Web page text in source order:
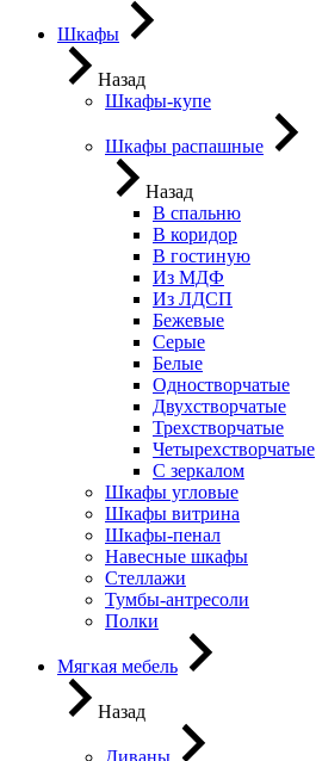
Шкафы
Назад
Шкафы-купе
Шкафы распашные
Назад
В спальню
В коридор
В гостиную
Из МДФ
Из ЛДСП
Бежевые
Серые
Белые
Одностворчатые
Двухстворчатые
Трехстворчатые
Четырехстворчатые
С зеркалом
Шкафы угловые
Шкафы витрина
Шкафы-пенал
Навесные шкафы
Стеллажи
Тумбы-антресоли
Полки
Мягкая мебель
Назад
Диваны